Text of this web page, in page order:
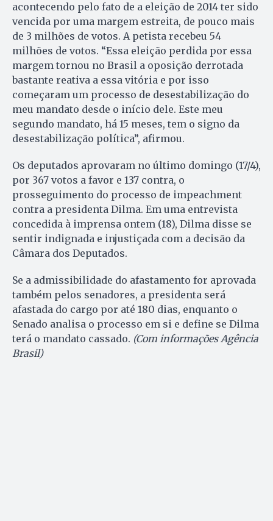
acontecendo pelo fato de a eleição de 2014 ter sido
vencida por uma margem estreita, de pouco mais
de 3 milhões de votos. A petista recebeu 54
milhões de votos. “Essa eleição perdida por essa
margem tornou no Brasil a oposição derrotada
bastante reativa a essa vitória e por isso
começaram um processo de desestabilização do
meu mandato desde o início dele. Este meu
segundo mandato, há 15 meses, tem o signo da
desestabilização política”, afirmou.
Os deputados aprovaram no último domingo (17/4),
por 367 votos a favor e 137 contra, o
prosseguimento do processo de impeachment
contra a presidenta Dilma. Em uma entrevista
concedida à imprensa ontem (18), Dilma disse se
sentir indignada e injustiçada com a decisão da
Câmara dos Deputados.
Se a admissibilidade do afastamento for aprovada
também pelos senadores, a presidenta será
afastada do cargo por até 180 dias, enquanto o
Senado analisa o processo em si e define se Dilma
terá o mandato cassado. (Com informações Agência
Brasil)